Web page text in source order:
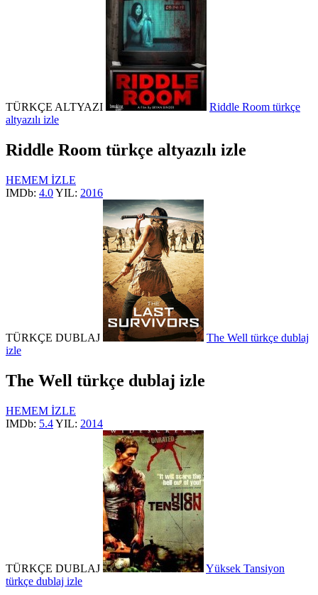
TÜRKÇE ALTYAZI
Riddle Room türkçe
altyazılı izle
Riddle Room türkçe altyazılı izle
HEMEM İZLE
IMDb: 4.0YIL: 2016
TÜRKÇE DUBLAJ
The Well türkçe dublaj
izle
The Well türkçe dublaj izle
HEMEM İZLE
IMDb: 5.4YIL: 2014
TÜRKÇE DUBLAJ
Yüksek Tansiyon
türkçe dublaj izle